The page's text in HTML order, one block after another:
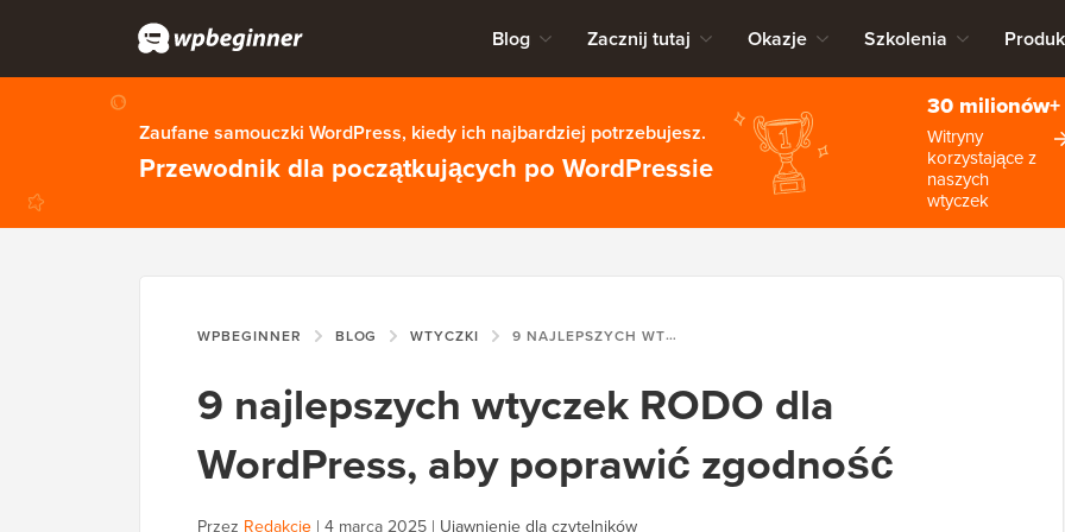
Blog Zacznij tutaj Okazje Szkolenia
Zaufane samouczki WordPress, kiedy ich najbardziej potrzebujesz.
Przewodnik dla początkujących po WordPressie
30 milionów+
Witryny
korzystające z
naszych
wtyczek
WPBEGINNER BLOG WTYCZKI 9 NAJLEPSZYCH WTYCZEK RODO DLA WORDPRESS, ABY POPRAWIĆ ZGODNOŚĆ
9 najlepszych wtyczek RODO dla
WordPress, aby poprawić zgodność
Przez Redakcję | 4 marca 2025 | Ujawnienie dla czytelników